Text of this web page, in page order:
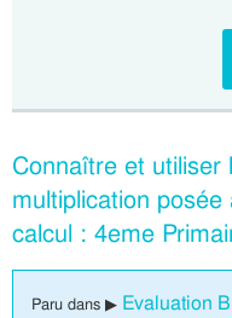
Connaître et utiliser
multiplication
calcul : 4eme
Paru dans ▶ Evaluation